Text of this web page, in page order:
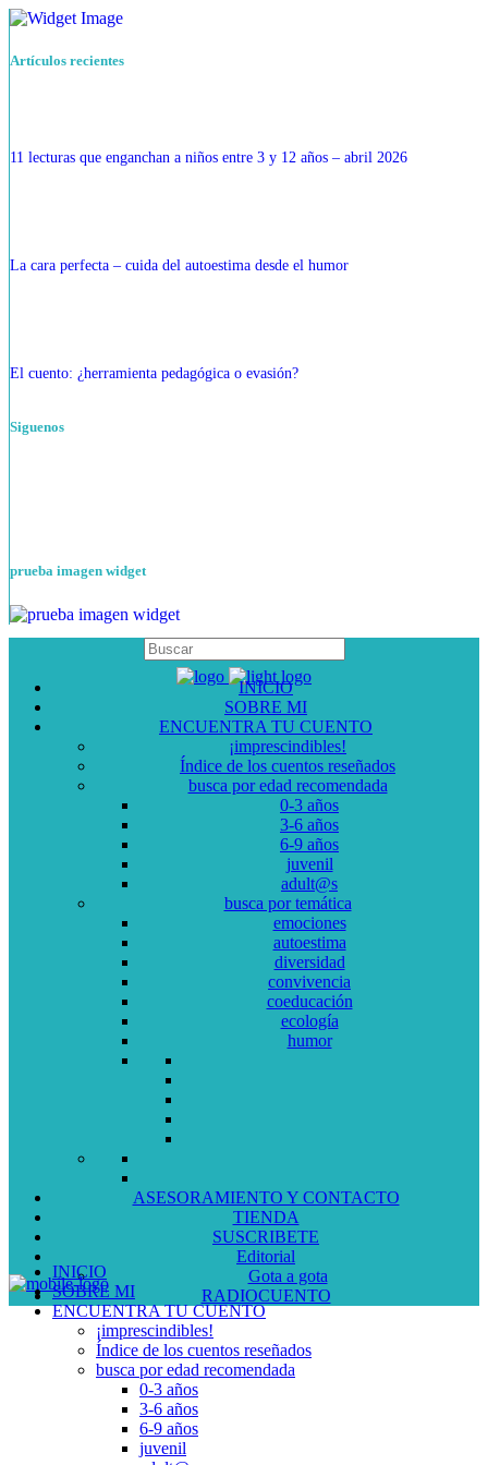
Artículos recientes
11 lecturas que enganchan a niños entre 3 y 12 años – abril 2026
La cara perfecta – cuida del autoestima desde el humor
El cuento: ¿herramienta pedagógica o evasión?
Siguenos
prueba imagen widget
INICIO
SOBRE MI
ENCUENTRA TU CUENTO
¡imprescindibles!
Índice de los cuentos reseñados
busca por edad recomendada
0-3 años
3-6 años
6-9 años
juvenil
adult@s
busca por temática
emociones
autoestima
diversidad
convivencia
coeducación
ecología
humor
ASESORAMIENTO Y CONTACTO
TIENDA
SUSCRIBETE
Editorial
Gota a gota
RADIOCUENTO
INICIO
SOBRE MI
ENCUENTRA TU CUENTO
¡imprescindibles!
Índice de los cuentos reseñados
busca por edad recomendada
0-3 años
3-6 años
6-9 años
juvenil